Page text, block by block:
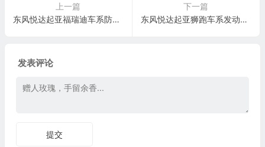
上一篇
东风悦达起亚福瑞迪车系防抱死制动系统(ABS)电脑板38针端子
下一篇
东风悦达起亚狮跑车系发动机控制系统(2.0L DOHC)电脑板81 针端子
发表评论